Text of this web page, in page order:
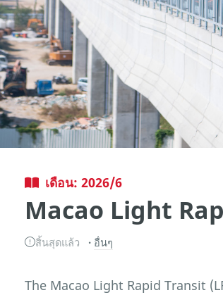
เดือน: 2026/6
Macao Light
สิ้นสุดแล้ว อื่นๆ
The Macao Light Rapid Transit